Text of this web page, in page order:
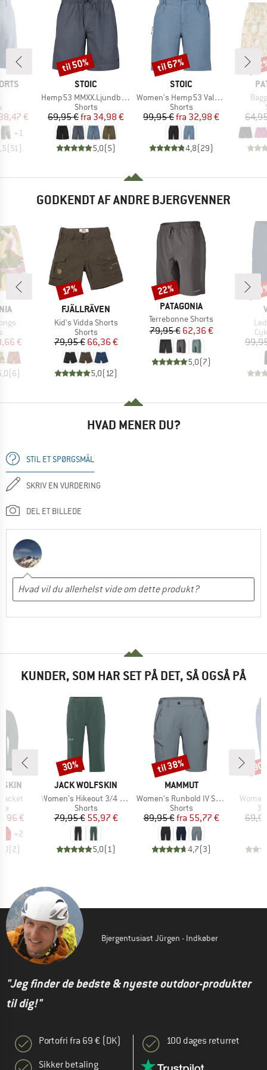
pris
€
+1
(51 )
MÆRKE
STOIC
Artikel
Hemp53 MMXX.Ljundby Shorts
Produktgruppe
Shorts
Pris
69,95 € Nedsat pris
fra 34,98 €
5,0(5)
Rabat
til 50%
MÆRKE
STOIC
Artikel
Women's Hemp53 ValenSt. Shorts
Produktgruppe
Shorts
Pris
99,95 € Nedsat pris
fra 32,98 €
4,8(29)
Rabat
til 67%
GODKENDT AF ANDRE BJERGVENNER
pris
€
(6)
MÆRKE
FJÄLLRÄVEN
Artikel
Kid's Vidda Shorts
Produktgruppe
Shorts
Pris
79,95 €Nedsat pris
66,36 €
5,0(12)
Rabat
17%
MÆRKE
PATAGONIA
Artikel
Terrebonne Shorts
Pris
79,95 €Nedsat pris
62,36 €
5,0(7)
Rabat
22%
HVAD MENER DU?
STIL ET SPØRGSMÅL
SKRIV EN VURDERING
DEL ET BILLEDE
KUNDER, SOM HAR SET PÅ DET, SÅ OGSÅ PÅ
pris
€
+2
(2)
MÆRKE
JACK WOLFSKIN
Artikel
Women's Hikeout 3/4 Pants
Produktgruppe
Shorts
Pris
79,95 €Nedsat pris
55,97 €
5,0(1)
Rabat
30%
MÆRKE
MAMMUT
Artikel
Women's Runbold IV Shorts
Produktgruppe
Shorts
Pris
89,95 € Nedsat pris
fra 55,77 €
4,7(3)
Rabat
til 38%
Artikel
3/
Bjergentusiast Jürgen - Indkøber
"Jeg finder de bedste & nyeste outdoor-produkter
til dig!"
Portofri fra 69 € (DK)
Sikker betaling
100 dages returret